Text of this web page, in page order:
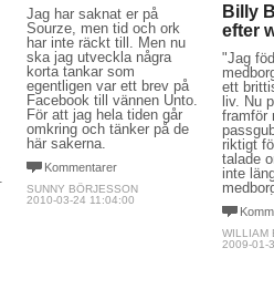
Jag har saknat er på
Sourze, men tid och ork
har inte räckt till. Men nu
ska jag utveckla några
korta tankar som
egentligen var ett brev på
Facebook till vännen Unto.
För att jag hela tiden går
omkring och tänker på de
här sakerna.
Kommentarer
SUNNY BÖRJESSON
2010-03-24 11:04:00
Billy
efter
"Jag
ett
liv. Nu
framför
riktigt
talade
inte
WILLIAM
2009-01-